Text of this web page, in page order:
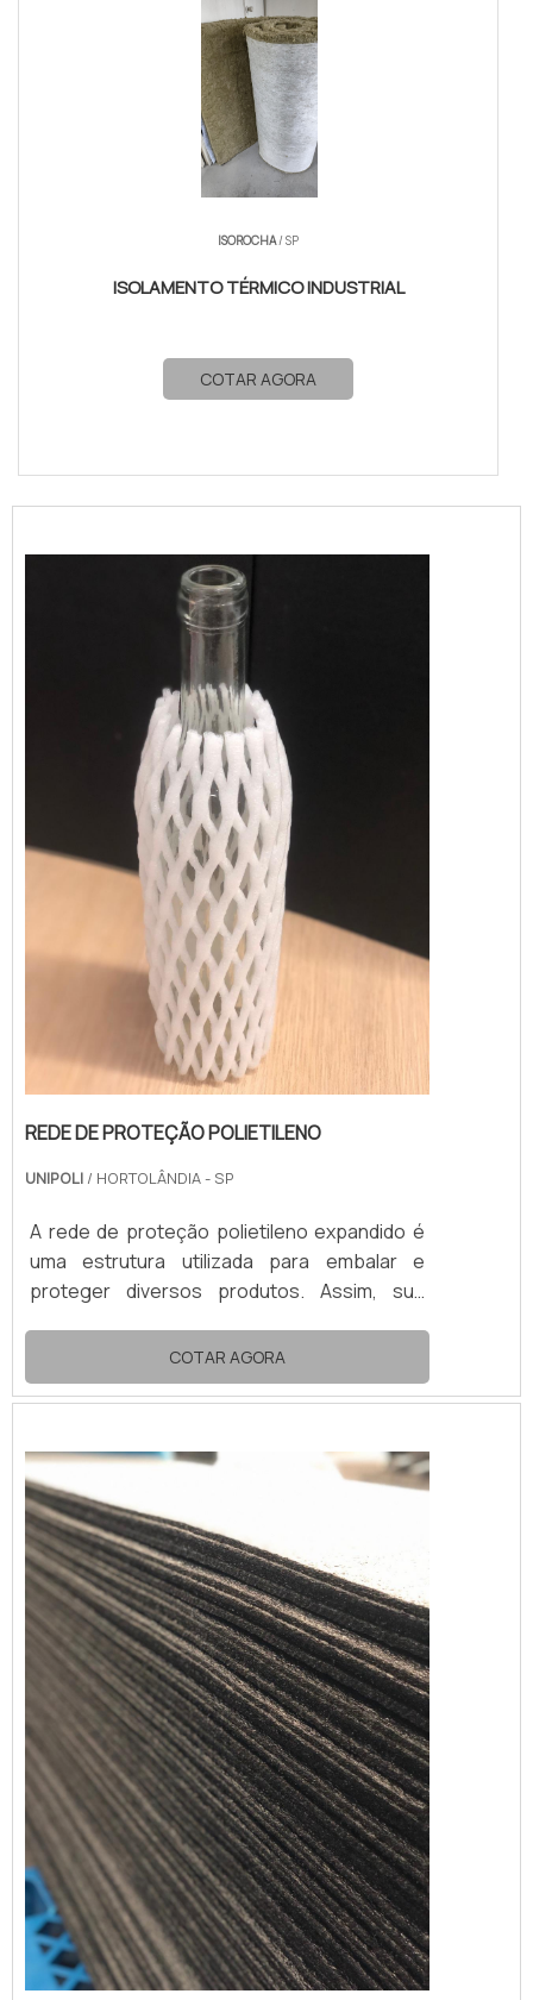
ISOROCHA/ SP
ISOLAMENTO TÉRMICO INDUSTRIAL
COTAR AGORA
REDE DE PROTEÇÃO POLIETILENO
UNIPOLI / HORTOLÂNDIA - SP
A rede de proteção polietileno expandido é
uma estrutura utilizada para embalar e
proteger diversos produtos. Assim, sua
acondicionamento de frutas e bebidas
engarrafadas.No transporte e no
armazenamento, a rede de proteção de
que poderia comprometer a comercialização
e o consumo dos produtos abrigados. Dessa
forma, esta proteção evita prejuízos e ainda
agrega val...
COTAR AGORA